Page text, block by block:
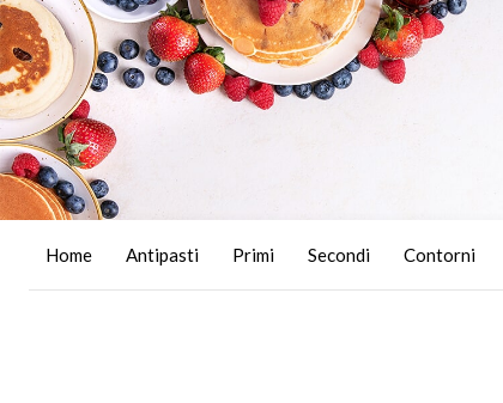
Home Antipasti Primi Secondi Contorni